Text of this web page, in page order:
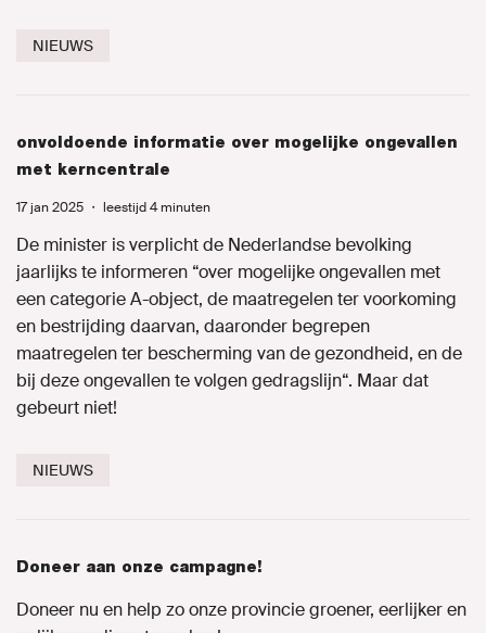
NIEUWS
onvoldoende informatie over mogelijke ongevallen
met kerncentrale
17 jan 2025 ・ leestijd 4 minuten
De minister is verplicht de Nederlandse bevolking
jaarlijks te informeren “over mogelijke ongevallen met
een categorie A-object, de maatregelen ter voorkoming
en bestrijding daarvan, daaronder begrepen
maatregelen ter bescherming van de gezondheid, en de
bij deze ongevallen te volgen gedragslijn“. Maar dat
gebeurt niet!
NIEUWS
Doneer aan onze campagne!
Doneer nu en help zo onze provincie groener, eerlijker en